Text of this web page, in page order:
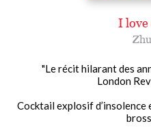
I love
"Le récit hilarant des
London
Cocktail explosif d’insolence